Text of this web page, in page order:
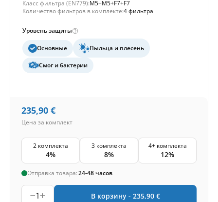
Класс фильтра (EN779):M5+M5+F7+F7
Количество фильтров в комплекте:4 фильтра
Уровень защиты
Основные Пыльца и плесень
Смог и бактерии
235,90 €
Цена за комплект
2 комплекта
4%
3 комплекта
8%
4+ комплекта
12%
Отправка товара:24-48 часов
1 В корзину - 235,90 €